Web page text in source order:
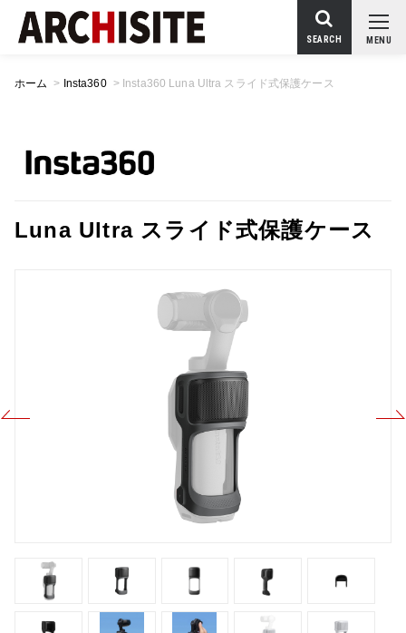
MENU
SEARCH
ホーム > Insta360 > Insta360 Luna Ultra スライド式保護ケース
Luna Ultra スライド式保護ケース